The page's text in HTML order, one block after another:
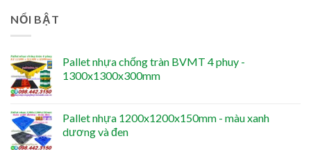
NỔI BẬT
Pallet nhựa chống tràn BVMT 4 phuy -
1300x1300x300mm
Pallet nhựa 1200x1200x150mm - màu xanh
dương và đen